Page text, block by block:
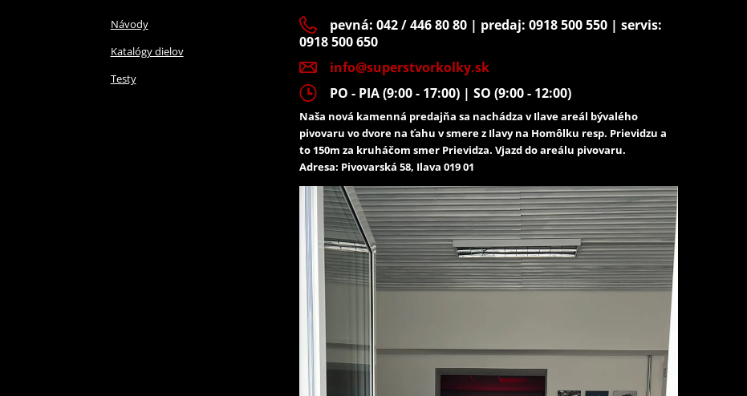
Návody
Katalógy dielov
Testy
pevná: 042 / 446 80 80 | predaj: 0918 500 550 | servis:
0918 500 650
info@superstvorkolky.sk
PO - PIA (9:00 - 17:00) | SO (9:00 - 12:00)
Naša nová kamenná predajňa sa nachádza v Ilave areál bývalého
pivovaru vo dvore na ťahu v smere z Ilavy na Homôlku resp. Prievidzu a
to 150m za kruháčom smer Prievidza. Vjazd do areálu pivovaru.
Adresa: Pivovarská 58, Ilava 019 01